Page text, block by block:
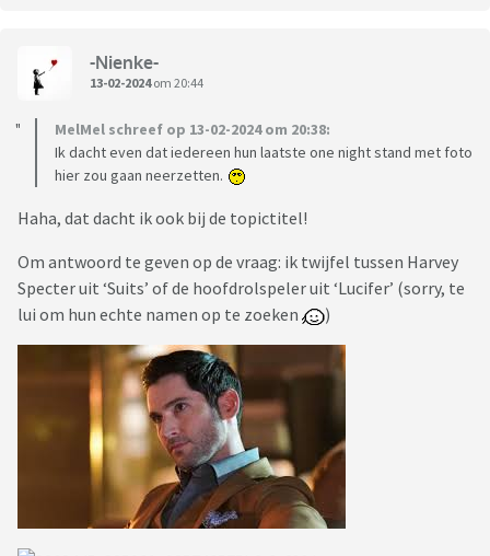
-Nienke-
13-02-2024om 20:44
MelMel schreef op 13-02-2024 om 20:38:
Ik dacht even dat iedereen hun laatste one night stand met foto
hier zou gaan neerzetten.
Haha, dat dacht ik ook bij de topictitel!
Om antwoord te geven op de vraag: ik twijfel tussen Harvey
Specter uit ‘Suits’ of de hoofdrolspeler uit ‘Lucifer’ (sorry, te
lui om hun echte namen op te zoeken
)